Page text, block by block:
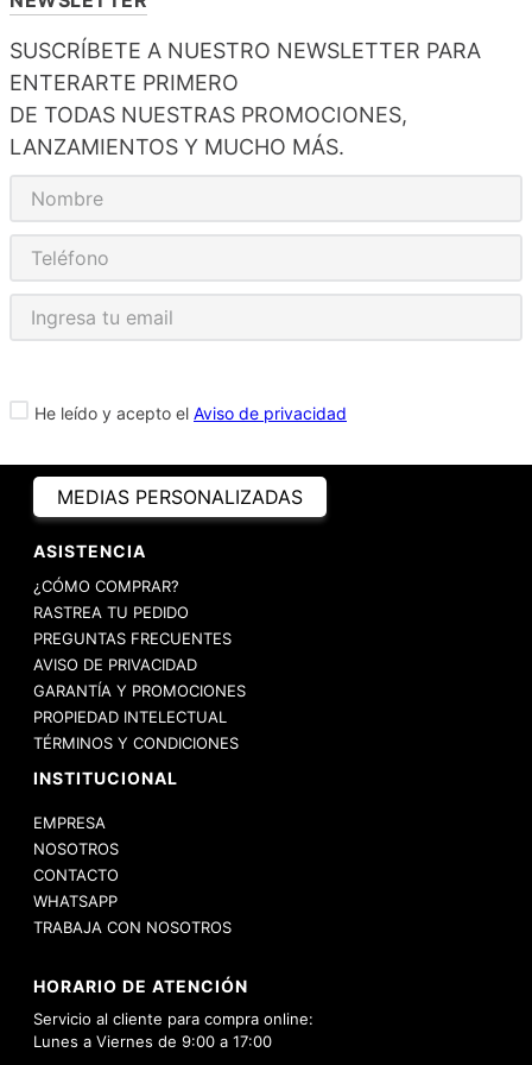
SUSCRÍBETE A NUESTRO NEWSLETTER PARA
ENTERARTE PRIMERO
DE TODAS NUESTRAS PROMOCIONES,
LANZAMIENTOS Y MUCHO MÁS.
He leído y acepto el Aviso de privacidad
MEDIAS PERSONALIZADAS
ASISTENCIA
¿CÓMO COMPRAR?
RASTREA TU PEDIDO
PREGUNTAS FRECUENTES
AVISO DE PRIVACIDAD
GARANTÍA Y PROMOCIONES
PROPIEDAD INTELECTUAL
TÉRMINOS Y CONDICIONES
INSTITUCIONAL
EMPRESA
NOSOTROS
CONTACTO
WHATSAPP
TRABAJA CON NOSOTROS
HORARIO DE ATENCIÓN
Servicio al cliente para compra online:
Lunes a Viernes de 9:00 a 17:00